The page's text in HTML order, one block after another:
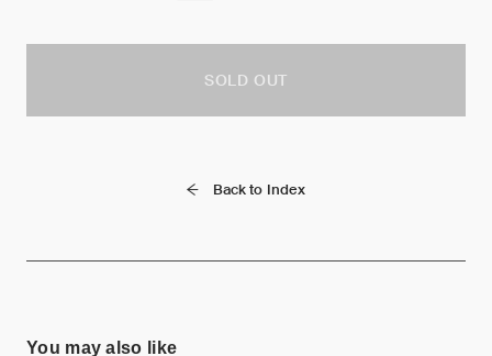
SOLD OUT
Back to Index
You may also like